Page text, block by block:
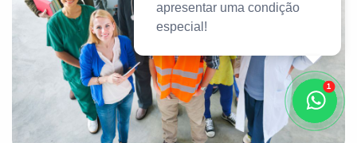
1
apresentar uma condição
especial!